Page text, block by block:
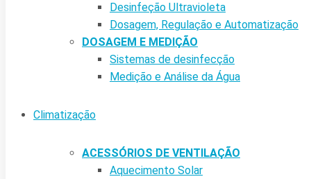
Desinfeção Ultravioleta
Dosagem, Regulação e Automatização
DOSAGEM E MEDIÇÃO
Sistemas de desinfecção
Medição e Análise da Água
Climatização
ACESSÓRIOS DE VENTILAÇÃO
Aquecimento Solar